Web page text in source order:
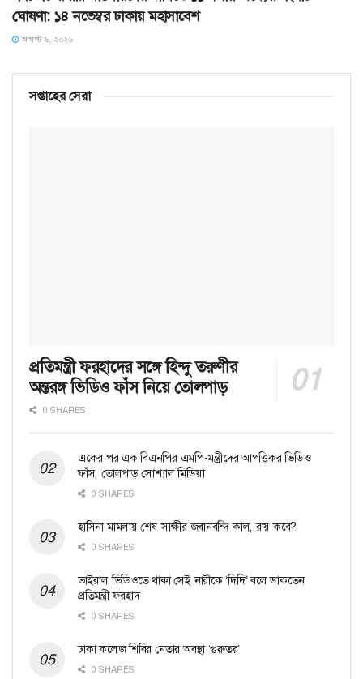
ঘোষণা: ১৪ নভেম্বর ঢাকায় মহাসাবেশ
আগস্ট ৬, ২০২৬
সপ্তাহের সেরা
প্রতিমন্ত্রী ফরহাদের সঙ্গে হিন্দু তরুণীর
অন্তরঙ্গ ভিডিও ফাঁস নিয়ে তোলপাড়
0 SHARES
একের পর এক বিএনপির এমপি-মন্ত্রীদের আপত্তিকর ভিডিও
ফাঁস, তোলপাড় সোশ্যাল মিডিয়া
0 SHARES
হাসিনা মামলায় শেষ সাক্ষীর জবানবন্দি কাল, রায় কবে?
0 SHARES
ভাইরাল ভিডিওতে থাকা সেই নারীকে ‘দিদি’ বলে ডাকতেন
প্রতিমন্ত্রী ফরহাদ
0 SHARES
ঢাকা কলেজ শিবির নেতার অবস্থা ‘গুরুতর’
0 SHARES